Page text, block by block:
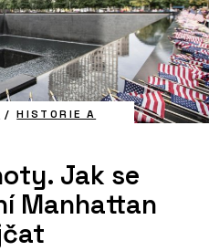
/HISTORIE A
Jak se
Manhattan